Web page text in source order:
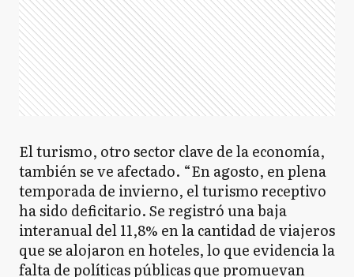
El turismo, otro sector clave de la economía,
también se ve afectado. “En agosto, en plena
temporada de invierno, el turismo receptivo
ha sido deficitario. Se registró una baja
interanual del 11,8% en la cantidad de viajeros
que se alojaron en hoteles, lo que evidencia la
falta de políticas públicas que promuevan